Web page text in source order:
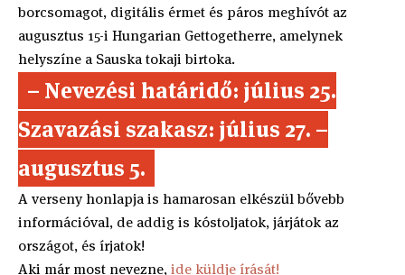
borcsomagot, digitális érmet és páros meghívót az
augusztus 15-i Hungarian Gettogetherre, amelynek
helyszíne a Sauska tokaji birtoka.
– Nevezési határidő: július 25.
Szavazási szakasz: július 27. –
augusztus 5.
A verseny honlapja is hamarosan elkészül bővebb
információval, de addig is kóstoljatok, járjátok az
országot, és írjatok!
Aki már most nevezne,ide küldje írását!